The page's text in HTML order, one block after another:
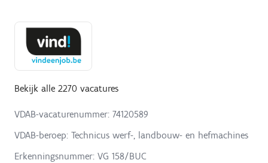
Bekijk alle 2270 vacatures
VDAB-vacaturenummer: 74120589
VDAB-beroep: Technicus werf-, landbouw- en hefmachines
Erkenningsnummer: VG 158/BUC